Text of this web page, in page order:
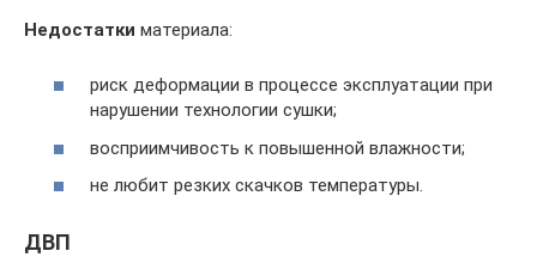
Недостатки материала:
риск деформации в процессе эксплуатации при
нарушении технологии сушки;
восприимчивость к повышенной влажности;
не любит резких скачков температуры.
ДВП